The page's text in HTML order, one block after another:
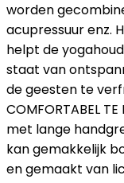
worden
acupressuur enz.
helpt de
staat van
de geesten te
COMFORTABEL
met lange
kan gemakkelijk
en gemaakt van